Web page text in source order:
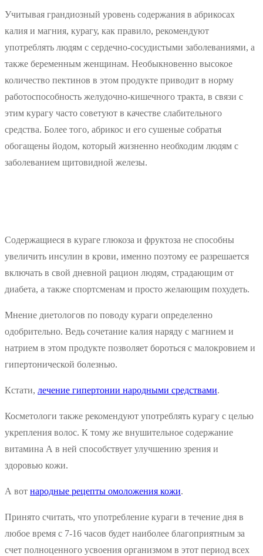
Учитывая грандиозный уровень содержания в абрикосах
калия и магния, курагу, как правило, рекомендуют
употреблять людям с сердечно-сосудистыми заболеваниями, а
также беременным женщинам. Необыкновенно высокое
количество пектинов в этом продукте приводит в норму
работоспособность желудочно-кишечного тракта, в связи с
этим курагу часто советуют в качестве слабительного
средства. Более того, абрикос и его сушеные собратья
обогащены йодом, который жизненно необходим людям с
заболеванием щитовидной железы.
Содержащиеся в кураге глюкоза и фруктоза не способны
увеличить инсулин в крови, именно поэтому ее разрешается
включать в свой дневной рацион людям, страдающим от
диабета, а также спортсменам и просто желающим похудеть.
Мнение диетологов по поводу кураги определенно
одобрительно. Ведь сочетание калия наряду с магнием и
натрием в этом продукте позволяет бороться с малокровием и
гипертонической болезнью.
Кстати, лечение гипертонии народными средствами.
Косметологи также рекомендуют употреблять курагу с целью
укрепления волос. К тому же внушительное содержание
витамина А в ней способствует улучшению зрения и
здоровью кожи.
А вот народные рецепты омоложения кожи.
Принято считать, что употребление кураги в течение дня в
любое время с 7-16 часов будет наиболее благоприятным за
счет полноценного усвоения организмом в этот период всех